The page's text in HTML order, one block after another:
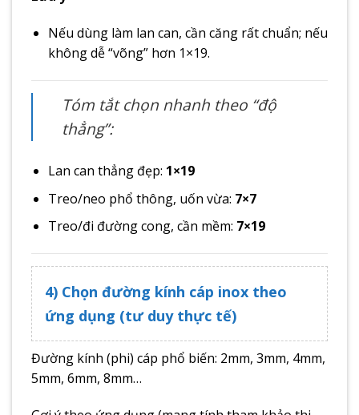
Nếu dùng làm lan can, cần căng rất chuẩn; nếu
không dễ “võng” hơn 1×19.
Tóm tắt chọn nhanh theo “độ
thẳng”:
Lan can thẳng đẹp: 1×19
Treo/neo phổ thông, uốn vừa: 7×7
Treo/đi đường cong, cần mềm: 7×19
4) Chọn đường kính cáp inox theo
ứng dụng (tư duy thực tế)
Đường kính (phi) cáp phổ biến: 2mm, 3mm, 4mm,
5mm, 6mm, 8mm…